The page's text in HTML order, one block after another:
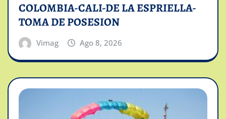
COLOMBIA-CALI-DE LA ESPRIELLA-
TOMA DE POSESION
Vimag Ago 8, 2026